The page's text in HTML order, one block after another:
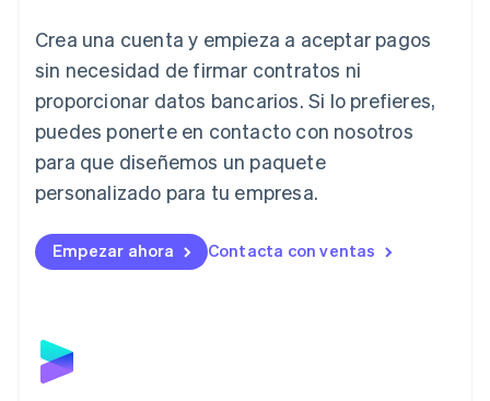
Crea una cuenta y empieza a aceptar pagos
sin necesidad de firmar contratos ni
proporcionar datos bancarios. Si lo prefieres,
puedes ponerte en contacto con nosotros
para que diseñemos un paquete
personalizado para tu empresa.
Empezar ahora Contacta con ventas
Italia
English
Japón
日本語English
Letonia
Liechtenstein
DeutschEnglish
English
Luxemburgo
Malta
English